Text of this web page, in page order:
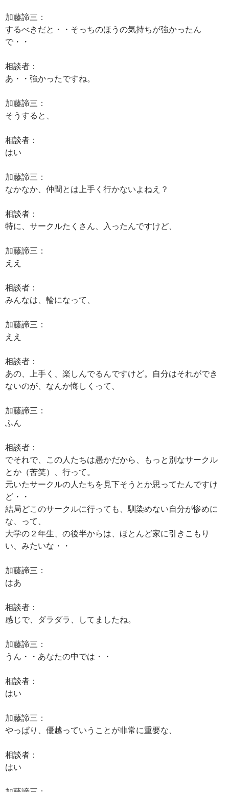
加藤諦三：
するべきだと・・そっちのほうの気持ちが強かったん
で・・
相談者：
あ・・強かったですね。
加藤諦三：
そうすると、
相談者：
はい
加藤諦三：
なかなか、仲間とは上手く行かないよねえ？
相談者：
特に、サークルたくさん、入ったんですけど、
加藤諦三：
ええ
相談者：
みんなは、輪になって、
加藤諦三：
ええ
相談者：
あの、上手く、楽しんでるんですけど。自分はそれができ
ないのが、なんか悔しくって、
加藤諦三：
ふん
相談者：
でそれで、この人たちは愚かだから、もっと別なサークル
とか（苦笑）、行って。
元いたサークルの人たちを見下そうとか思ってたんですけ
ど・・
結局どこのサークルに行っても、馴染めない自分が惨めに
な、って、
大学の２年生、の後半からは、ほとんど家に引きこもり
い、みたいな・・
加藤諦三：
はあ
相談者：
感じで、ダラダラ、してましたね。
加藤諦三：
うん・・あなたの中では・・
相談者：
はい
加藤諦三：
やっぱり、優越っていうことが非常に重要な、
相談者：
はい